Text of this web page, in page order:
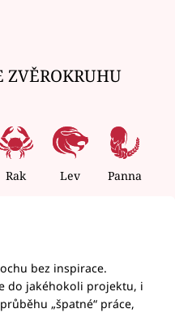
ZVĚROKRUHU
Rak Lev Panna
bez inspirace.
do jakéhokoli projektu, i
„špatné“ práce,